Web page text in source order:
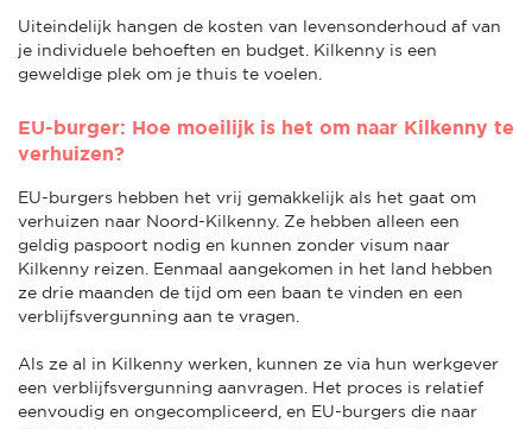
Uiteindelijk hangen de kosten van levensonderhoud af van
je individuele behoeften en budget. Kilkenny is een
geweldige plek om je thuis te voelen.
EU-burger: Hoe moeilijk is het om naar Kilkenny te
verhuizen?
EU-burgers hebben het vrij gemakkelijk als het gaat om
verhuizen naar Noord-Kilkenny. Ze hebben alleen een
geldig paspoort nodig en kunnen zonder visum naar
Kilkenny reizen. Eenmaal aangekomen in het land hebben
ze drie maanden de tijd om een baan te vinden en een
verblijfsvergunning aan te vragen.
Als ze al in Kilkenny werken, kunnen ze via hun werkgever
een verblijfsvergunning aanvragen. Het proces is relatief
eenvoudig en ongecompliceerd, en EU-burgers die naar